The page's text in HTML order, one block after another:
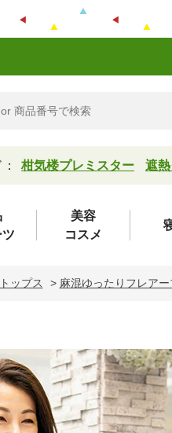
柑気楼プレミスター 遮
美容
コスメ
ップス > 麻混ゆったりフレアー